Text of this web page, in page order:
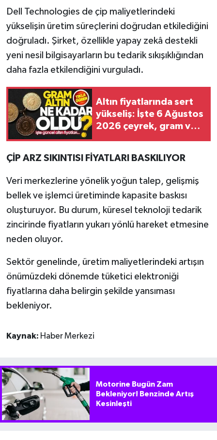
Dell Technologies de çip maliyetlerindeki
yükselişin üretim süreçlerini doğrudan etkilediğini
doğruladı. Şirket, özellikle yapay zekâ destekli
yeni nesil bilgisayarların bu tedarik sıkışıklığından
daha fazla etkilendiğini vurguladı.
Altın fiyatlarında sert
yükseliş: İşte 6 Ağustos
2026 çeyrek, gram ve
ÇİP ARZ SIKINTISI FİYATLARI BASKILIYOR
Veri merkezlerine yönelik yoğun talep, gelişmiş
bellek ve işlemci üretiminde kapasite baskısı
oluşturuyor. Bu durum, küresel teknoloji tedarik
zincirinde fiyatların yukarı yönlü hareket etmesine
neden oluyor.
Sektör genelinde, üretim maliyetlerindeki artışın
önümüzdeki dönemde tüketici elektroniği
fiyatlarına daha belirgin şekilde yansıması
bekleniyor.
Kaynak: Haber Merkezi
Motorine Bugün Zam
Bekleniyor! Benzinde Artış
Kesinleşti